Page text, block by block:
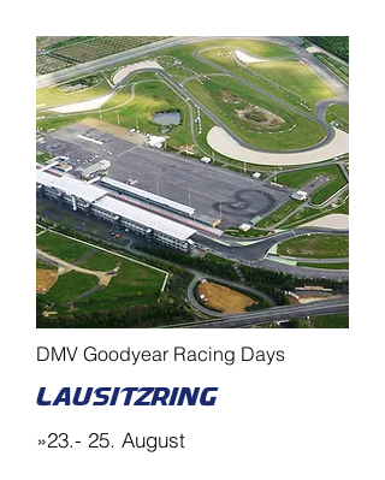
DMV Goodyear Racing Days
Lausitzring
»23.- 25. August